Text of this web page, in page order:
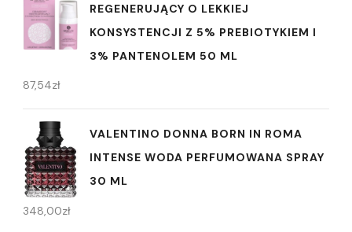
REGENERUJĄCY O LEKKIEJ
KONSYSTENCJI Z 5% PREBIOTYKIEM I
3% PANTENOLEM 50 ML
87,54zł
VALENTINO DONNA BORN IN ROMA
INTENSE WODA PERFUMOWANA SPRAY
30 ML
348,00zł